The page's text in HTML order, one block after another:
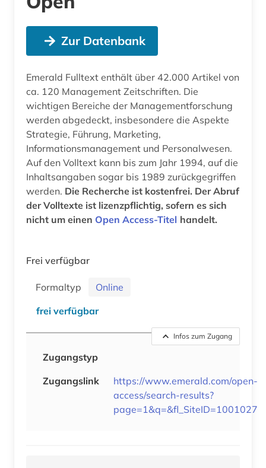
Zur Datenbank
Emerald Fulltext enthält über 42.000 Artikel von
ca. 120 Management Zeitschriften. Die
wichtigen Bereiche der Managementforschung
werden abgedeckt, insbesondere die Aspekte
Strategie, Führung, Marketing,
Informationsmanagement und Personalwesen.
Auf den Volltext kann bis zum Jahr 1994, auf die
Inhaltsangaben sogar bis 1989 zurückgegriffen
werden. Die Recherche ist kostenfrei. Der Abruf
der Volltexte ist lizenzpflichtig, sofern es sich
nicht um einen Open Access-Titel handelt.
Frei verfügbar
Formaltyp
Online
frei verfügbar
Infos zum Zugang
Zugangstyp
Zugangslink
https://www.emerald.com/open-
access/search-results?
page=1&q=&fl_SiteID=1001027